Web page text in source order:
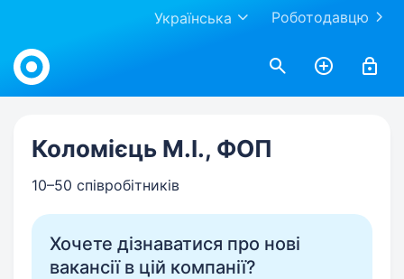
Роботодавцю
Українська
Work.ua
Коломієць М.І., ФОП
10–50 співробітників
Хочете дізнаватися про нові
вакансії в цій компанії?